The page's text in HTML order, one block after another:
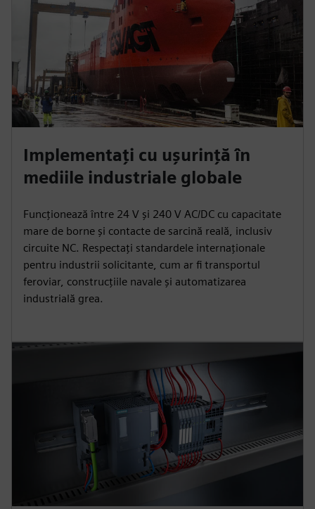
Implementați cu ușurință în
mediile industriale globale
Funcționează între 24 V și 240 V AC/DC cu capacitate
mare de borne și contacte de sarcină reală, inclusiv
circuite NC. Respectați standardele internaționale
pentru industrii solicitante, cum ar fi transportul
feroviar, construcțiile navale și automatizarea
industrială grea.